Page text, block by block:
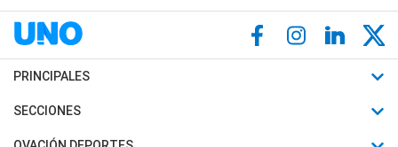
PRINCIPALES
Últimas Noticias
Política
SECCIONES